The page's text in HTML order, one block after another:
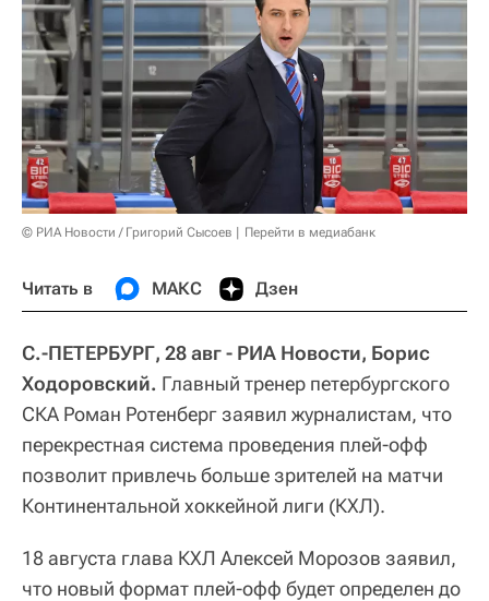
© РИА Новости / Григорий Сысоев Перейти в медиабанк
Читать в МАКС Дзен
С.-ПЕТЕРБУРГ, 28 авг - РИА Новости, Борис
Ходоровский. Главный тренер петербургского
СКА Роман Ротенберг заявил журналистам, что
перекрестная система проведения плей-офф
позволит привлечь больше зрителей на матчи
Континентальной хоккейной лиги (КХЛ).
18 августа глава КХЛ Алексей Морозов заявил,
что новый формат плей-офф будет определен до